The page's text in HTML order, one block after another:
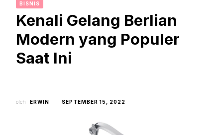
BISNIS
Kenali Gelang Berlian
Modern yang Populer
Saat Ini
oleh ERWIN SEPTEMBER 15, 2022